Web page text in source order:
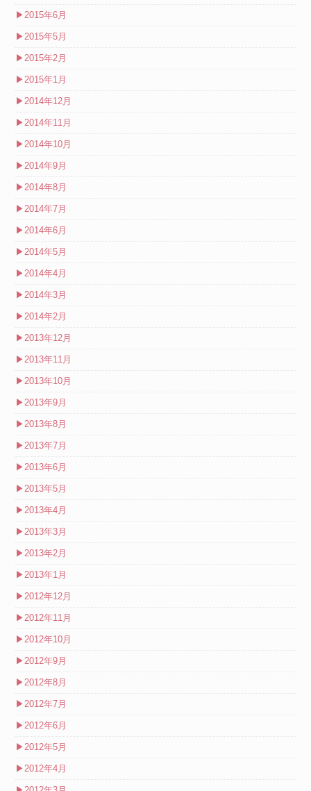
▶2015年6月
▶2015年5月
▶2015年2月
▶2015年1月
▶2014年12月
▶2014年11月
▶2014年10月
▶2014年9月
▶2014年8月
▶2014年7月
▶2014年6月
▶2014年5月
▶2014年4月
▶2014年3月
▶2014年2月
▶2013年12月
▶2013年11月
▶2013年10月
▶2013年9月
▶2013年8月
▶2013年7月
▶2013年6月
▶2013年5月
▶2013年4月
▶2013年3月
▶2013年2月
▶2013年1月
▶2012年12月
▶2012年11月
▶2012年10月
▶2012年9月
▶2012年8月
▶2012年7月
▶2012年6月
▶2012年5月
▶2012年4月